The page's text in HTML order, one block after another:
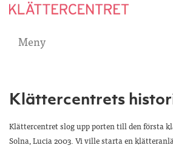
Meny
Klättercentrets
Klättercentret slog upp porten till den första
Solna, Lucia 2003. Vi ville starta en